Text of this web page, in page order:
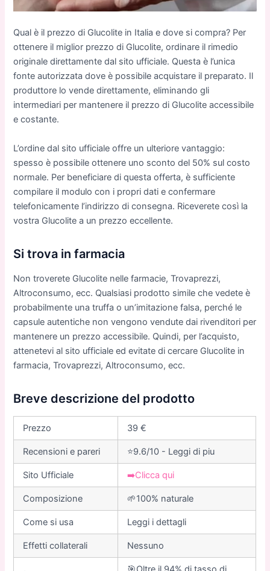
Qual è il prezzo di Glucolite in Italia e dove si compra? Per
ottenere il miglior prezzo di Glucolite, ordinare il rimedio
originale direttamente dal sito ufficiale. Questa è l’unica
fonte autorizzata dove è possibile acquistare il preparato. Il
produttore lo vende direttamente, eliminando gli
intermediari per mantenere il prezzo di Glucolite accessibile
e costante.
L’ordine dal sito ufficiale offre un ulteriore vantaggio:
spesso è possibile ottenere uno sconto del 50% sul costo
normale. Per beneficiare di questa offerta, è sufficiente
compilare il modulo con i propri dati e confermare
telefonicamente l’indirizzo di consegna. Riceverete così la
vostra Glucolite a un prezzo eccellente.
Si trova in farmacia
Non troverete Glucolite nelle farmacie, Trovaprezzi,
Altroconsumo, ecc. Qualsiasi prodotto simile che vedete è
probabilmente una truffa o un’imitazione falsa, perché le
capsule autentiche non vengono vendute dai rivenditori per
mantenere un prezzo accessibile. Quindi, per l’acquisto,
attenetevi al sito ufficiale ed evitate di cercare Glucolite in
farmacia, Trovaprezzi, Altroconsumo, ecc.
Breve descrizione del prodotto
Prezzo 39 €
Recensioni e pareri ⭐9.6/10 - Leggi di piu
Sito Ufficiale ➡️Clicca qui
Composizione 🌱100% naturale
Come si usa Leggi i dettagli
Еffetti collaterali Nessuno